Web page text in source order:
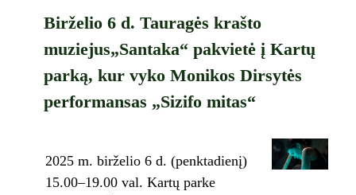
Birželio 6 d. Tauragės krašto
muziejus„Santaka“ pakvietė į Kartų
parką, kur vyko Monikos Dirsytės
performansas „Sizifo mitas“
2025 m. birželio 6 d. (penktadienį)
15.00–19.00 val. Kartų parke